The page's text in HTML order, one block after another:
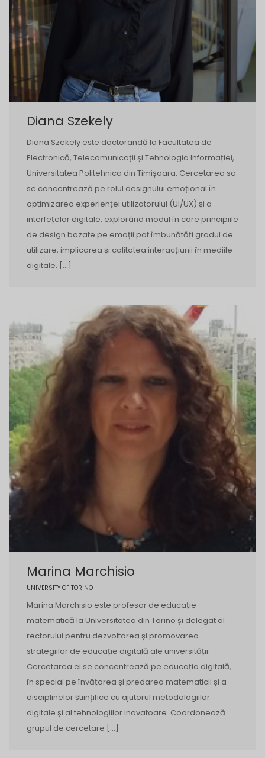
Diana Szekely
Diana Szekely este doctorandă la Facultatea de
Electronică, Telecomunicații și Tehnologia Informației,
Universitatea Politehnica din Timișoara. Cercetarea sa
se concentrează pe rolul designului emoțional în
optimizarea experienței utilizatorului (UI/UX) și a
interfețelor digitale, explorând modul în care principiile
de design bazate pe emoții pot îmbunătăți gradul de
utilizare, implicarea și calitatea interacțiunii în mediile
digitale. […]
Marina Marchisio
UNIVERSITY OF TORINO
Marina Marchisio este profesor de educație
matematică la Universitatea din Torino și delegat al
rectorului pentru dezvoltarea și promovarea
strategiilor de educație digitală ale universității.
Cercetarea ei se concentrează pe educația digitală,
în special pe învățarea și predarea matematicii și a
disciplinelor științifice cu ajutorul metodologiilor
digitale și al tehnologiilor inovatoare. Coordonează
grupul de cercetare […]